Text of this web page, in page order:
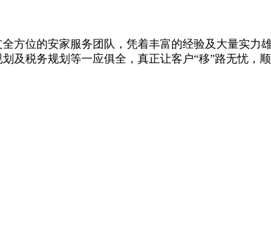
方位的安家服务团队，凭着丰富的经验及大量实
及税务规划等一应俱全，真正让客户“移”路无忧，顺